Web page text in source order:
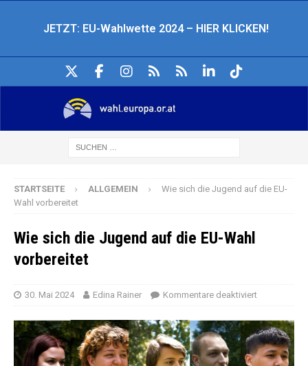
JETZT: EU-Wahlwette 2024 – HIER KLICKEN!
STARTSEITE ALLGEMEIN
Wie sich die Jugend auf die EU-
Wahl vorbereitet
Wie sich die Jugend auf die EU-Wahl
vorbereitet
30. Mai 2024 Edina Rainer Kommentare deaktiviert